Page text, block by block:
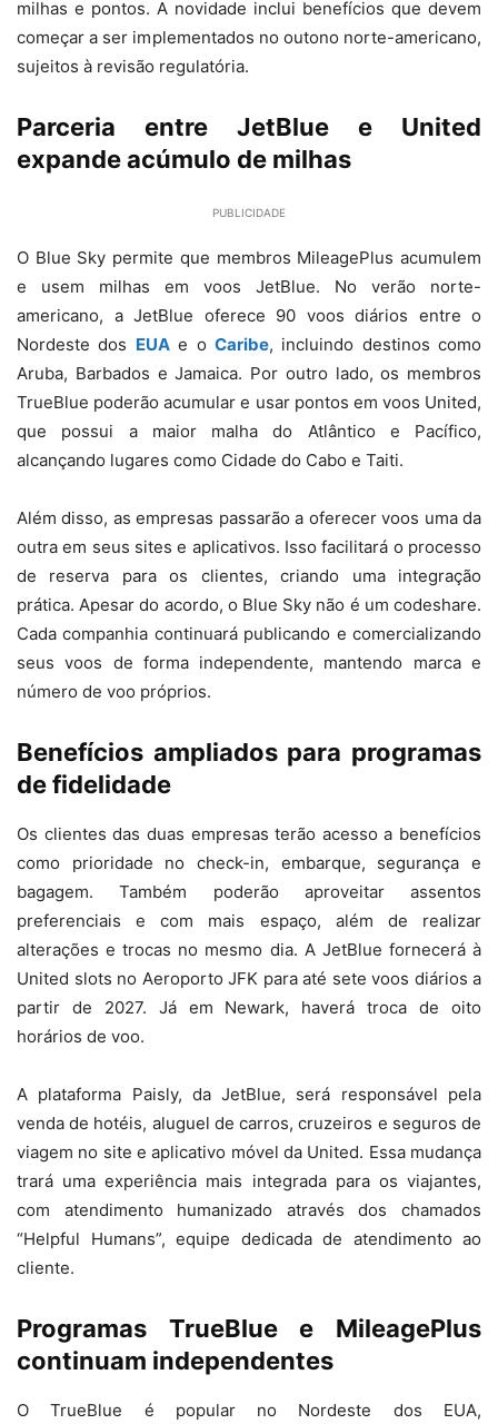
milhas e pontos. A novidade inclui benefícios que devem
começar a ser implementados no outono norte-americano,
sujeitos à revisão regulatória.
Parceria entre JetBlue e United
expande acúmulo de milhas
PUBLICIDADE
O Blue Sky permite que membros MileagePlus acumulem
e usem milhas em voos JetBlue. No verão norte-
americano, a JetBlue oferece 90 voos diários entre o
Nordeste dos EUAe o Caribe, incluindo destinos como
Aruba, Barbados e Jamaica. Por outro lado, os membros
TrueBlue poderão acumular e usar pontos em voos United,
que possui a maior malha do Atlântico e Pacífico,
alcançando lugares como Cidade do Cabo e Taiti.
Além disso, as empresas passarão a oferecer voos uma da
outra em seus sites e aplicativos. Isso facilitará o processo
de reserva para os clientes, criando uma integração
prática. Apesar do acordo, o Blue Sky não é um codeshare.
Cada companhia continuará publicando e comercializando
seus voos de forma independente, mantendo marca e
número de voo próprios.
Benefícios ampliados para programas
de fidelidade
Os clientes das duas empresas terão acesso a benefícios
como prioridade no check-in, embarque, segurança e
bagagem. Também poderão aproveitar assentos
preferenciais e com mais espaço, além de realizar
alterações e trocas no mesmo dia. A JetBlue fornecerá à
United slots no Aeroporto JFK para até sete voos diários a
partir de 2027. Já em Newark, haverá troca de oito
horários de voo.
A plataforma Paisly, da JetBlue, será responsável pela
venda de hotéis, aluguel de carros, cruzeiros e seguros de
viagem no site e aplicativo móvel da United. Essa mudança
trará uma experiência mais integrada para os viajantes,
com atendimento humanizado através dos chamados
“Helpful Humans”, equipe dedicada de atendimento ao
cliente.
Programas TrueBlue e MileagePlus
continuam independentes
O TrueBlue é popular no Nordeste dos EUA,